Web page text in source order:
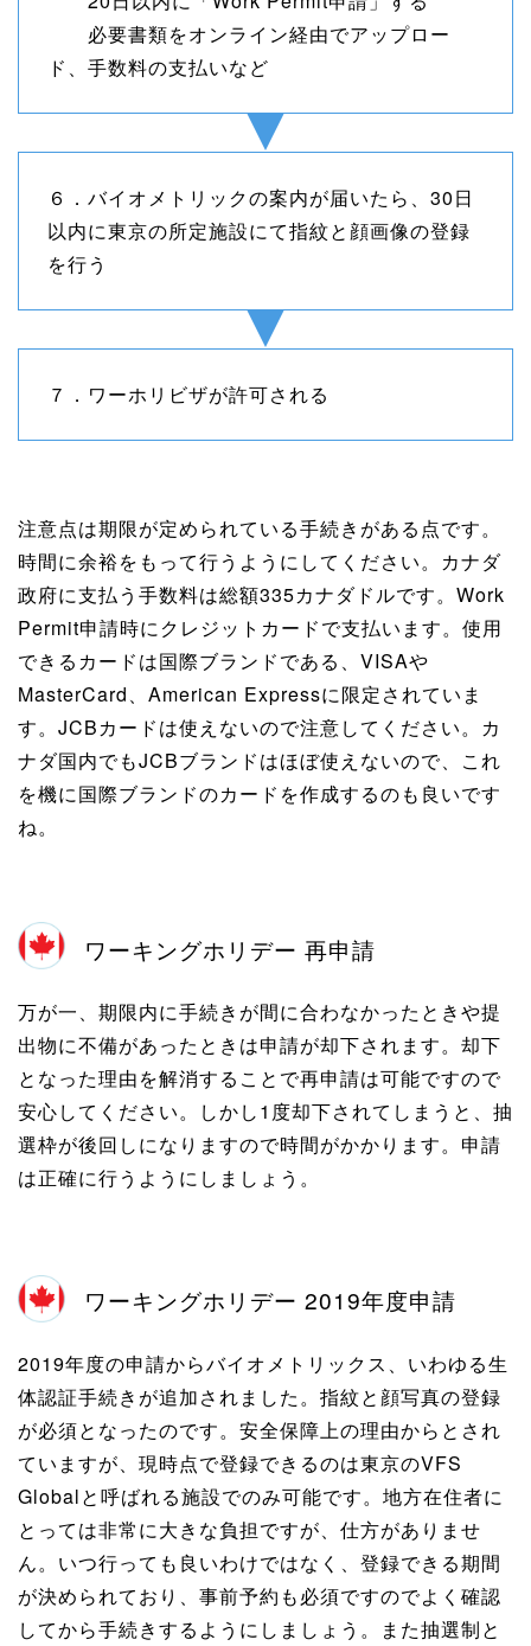
必要書類をオンライン経由でアップロー
ド、手数料の支払いなど
６．バイオメトリックの案内が届いたら、30日
以内に東京の所定施設にて指紋と顔画像の登録
を行う
７．ワーホリビザが許可される
注意点は期限が定められている手続きがある点です。
時間に余裕をもって行うようにしてください。カナダ
政府に支払う手数料は総額335カナダドルです。Work
Permit申請時にクレジットカードで支払います。使用
できるカードは国際ブランドである、VISAや
MasterCard、American Expressに限定されていま
す。JCBカードは使えないので注意してください。カ
ナダ国内でもJCBブランドはほぼ使えないので、これ
を機に国際ブランドのカードを作成するのも良いです
ね。
ワーキングホリデー 再申請
万が一、期限内に手続きが間に合わなかったときや提
出物に不備があったときは申請が却下されます。却下
となった理由を解消することで再申請は可能ですので
安心してください。しかし1度却下されてしまうと、抽
選枠が後回しになりますので時間がかかります。申請
は正確に行うようにしましょう。
ワーキングホリデー 2019年度申請
2019年度の申請からバイオメトリックス、いわゆる生
体認証手続きが追加されました。指紋と顔写真の登録
が必須となったのです。安全保障上の理由からとされ
ていますが、現時点で登録できるのは東京のVFS
Globalと呼ばれる施設でのみ可能です。地方在住者に
とっては非常に大きな負担ですが、仕方がありませ
ん。いつ行っても良いわけではなく、登録できる期間
が決められており、事前予約も必須ですのでよく確認
してから手続きするようにしましょう。また抽選制と